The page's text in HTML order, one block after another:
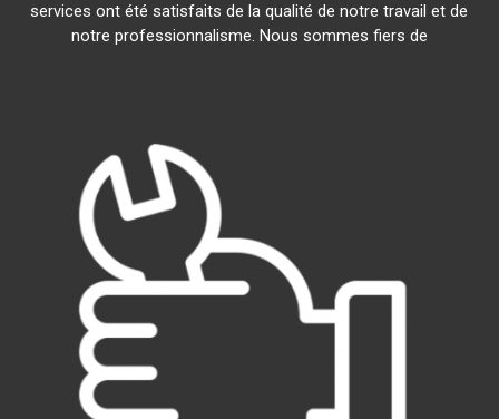
services ont été satisfaits de la qualité de notre travail et de
notre professionnalisme. Nous sommes fiers de